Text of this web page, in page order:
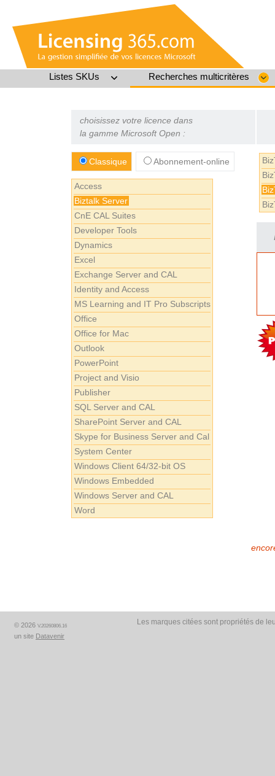
Listes SKUs Recherches multicritères
choisissez votre licence dans
la gamme Microsoft Open :
Classique Abonnement-online
Access
Biztalk Server
CnE CAL Suites
Developer Tools
Dynamics
Excel
Exchange Server and CAL
Identity and Access
MS Learning and IT Pro Subscripts
Office
Office for Mac
Outlook
PowerPoint
Project and Visio
Publisher
SQL Server and CAL
SharePoint Server and CAL
Skype for Business Server and Cal
System Center
Windows Client 64/32-bit OS
Windows Embedded
Windows Server and CAL
Word
© 2026 V.20260806.16
un site Datavenir
Les marques citées sont propriétés de